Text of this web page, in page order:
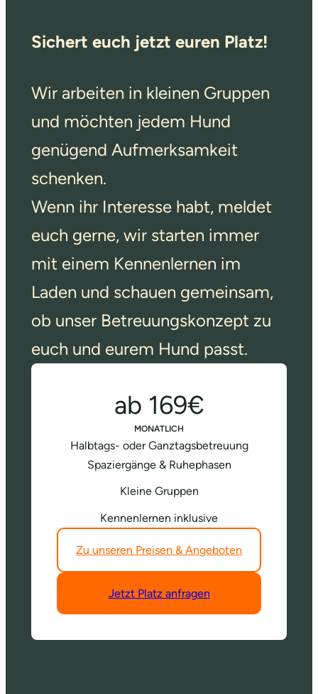
Sichert euch jetzt euren Platz!
Wir arbeiten in kleinen Gruppen
und möchten jedem Hund
genügend Aufmerksamkeit
schenken.
Wenn ihr Interesse habt, meldet
euch gerne, wir starten immer
mit einem Kennenlernen im
Laden und schauen gemeinsam,
ob unser Betreuungskonzept zu
euch und eurem Hund passt.
ab 169€
MONATLICH
Halbtags- oder Ganztagsbetreuung
Spaziergänge & Ruhephasen
Kleine Gruppen
Kennenlernen inklusive
Zu unseren Preisen & Angeboten
Jetzt Platz anfragen